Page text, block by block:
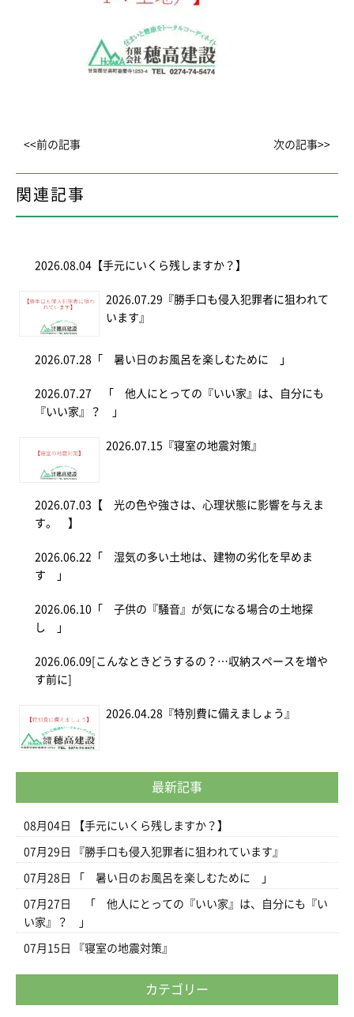
<<前の記事 次の記事>>
関連記事
2026.08.04 【手元にいくら残しますか？】
2026.07.29 『勝手口も侵入犯罪者に狙われて
います』
2026.07.28 「 暑い日のお風呂を楽しむために 」
2026.07.27 「 他人にとっての『いい家』は、自分にも
『いい家』？ 」
2026.07.15 『寝室の地震対策』
2026.07.03 【 光の色や強さは、心理状態に影響を与えま
す。 】
2026.06.22 「 湿気の多い土地は、建物の劣化を早めま
す 」
2026.06.10 「 子供の『騒音』が気になる場合の土地探
し 」
2026.06.09 [こんなときどうするの？…収納スペースを増や
す前に]
2026.04.28 『特別費に備えましょう』
最新記事
08月04日 【手元にいくら残しますか？】
07月29日 『勝手口も侵入犯罪者に狙われています』
07月28日 「 暑い日のお風呂を楽しむために 」
07月27日
「 他人にとっての『いい家』は、自分にも『い
い家』？ 」
07月15日 『寝室の地震対策』
カテゴリー